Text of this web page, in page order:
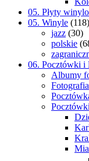
05. Płyty
05. Winyle (118)
jazz (30)
polskie
06. Pocztówki i
Albumy
Fotografia
Pocztówki